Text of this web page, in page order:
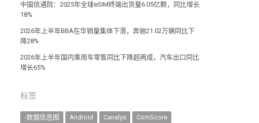
中国信通院：2025年全球eSIM终端出货量6.05亿颗，同比增长
18%
2026年上半年BBA在华销量集体下滑，奔驰21.02万辆同比下
降28%
2026年上半年国内乘用车零售同比下降超两成，汽车出口同比
增长65%
标签
-数据信息图 Android Canalys
ComScore